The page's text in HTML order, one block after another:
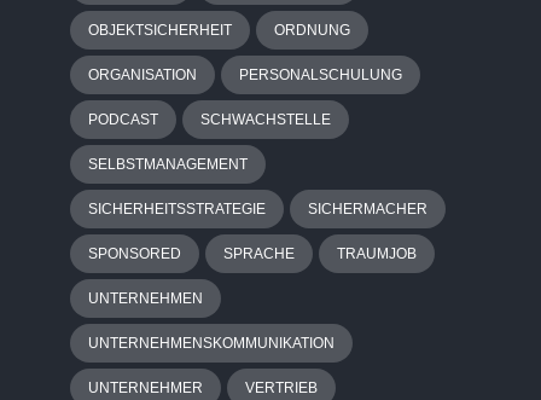
OBJEKTSICHERHEIT ORDNUNG
ORGANISATION PERSONALSCHULUNG
PODCAST SCHWACHSTELLE
SELBSTMANAGEMENT
SICHERHEITSSTRATEGIE SICHERMACHER
SPONSORED SPRACHE TRAUMJOB
UNTERNEHMEN
UNTERNEHMENSKOMMUNIKATION
UNTERNEHMER VERTRIEB